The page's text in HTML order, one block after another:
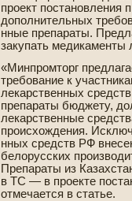
проект постановления
дополнительных
нные препараты.
закупать медикаменты
«Минпромторг
требование к
лекарстве­нных
препараты бюджету,
лекарстве­нные
происхожде­ния.
нных средств РФ
белорусских
Препараты из
в ТС — в проекте
отмечается в статье.